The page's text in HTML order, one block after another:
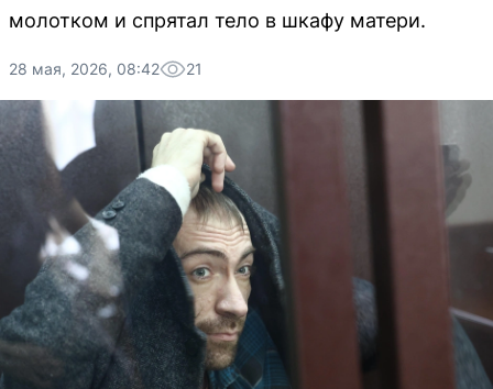
молотком и спрятал тело в шкафу матери.
28 мая, 2026, 08:42 21